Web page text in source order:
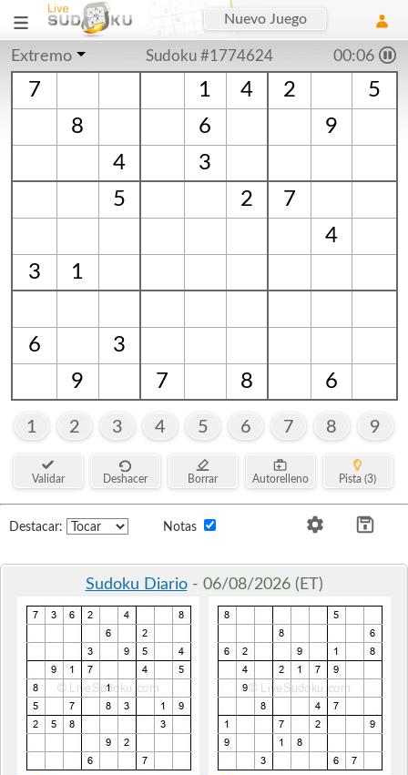
Nuevo Juego
Extremo Sudoku #1774624 00:06
7 1 4 2
5
8
6
9
4
3
5
2
7
4
3
1
6
3
9
7 8 6
1 2 3 4 5 6 7 8 9
Validar Deshacer Borrar Autorelleno Pista (3)
Destacar: Notas
Sudoku Diario- 06/08/2026 (ET)